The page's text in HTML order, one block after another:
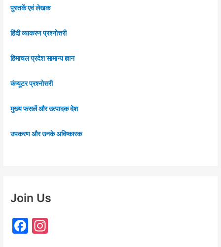
पुस्तकें एवं लेखक
हिंदी व्याकरण प्रश्नोत्तरी
हिमाचल प्रदेश सामान्य ज्ञान
कंप्यूटर प्रश्नोत्तरी
मुख्य फसलें और उत्पादक देश
उपकरण और उनके अविष्कारक
Join Us
F